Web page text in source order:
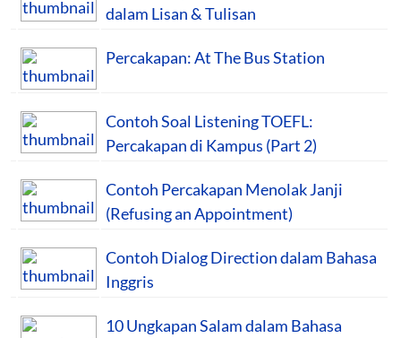
dalam Lisan & Tulisan
Percakapan: At The Bus Station
Contoh Soal Listening TOEFL:
Percakapan di Kampus (Part 2)
Contoh Percakapan Menolak Janji
(Refusing an Appointment)
Contoh Dialog Direction dalam Bahasa
Inggris
10 Ungkapan Salam dalam Bahasa